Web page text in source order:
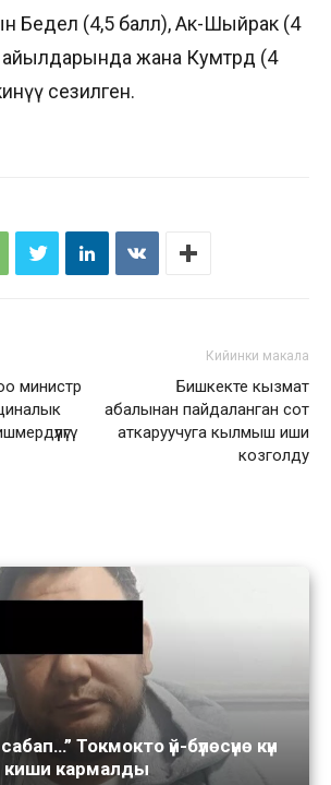
Бедел (4,5 балл), Ак-Шыйрак (4
жана Кумтөрдө (4
сезилген.
министр
Кийинки макала
Бишкекте кызмат
абалынан пайдаланган сот
аткаруучуга кылмыш иши
козголду
Токмокто үй-бүлөсүнө күн
киши кармалды